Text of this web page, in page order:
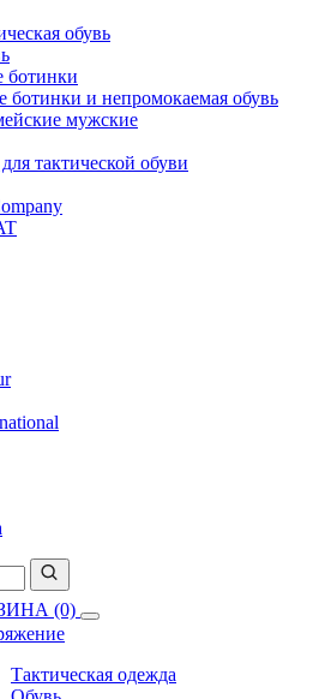
обувь
ботинки
и непромокаемая обувь
мужские
тактической обуви
(0)
Тактическая одежда